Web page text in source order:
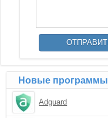
Новые программы
Adguard